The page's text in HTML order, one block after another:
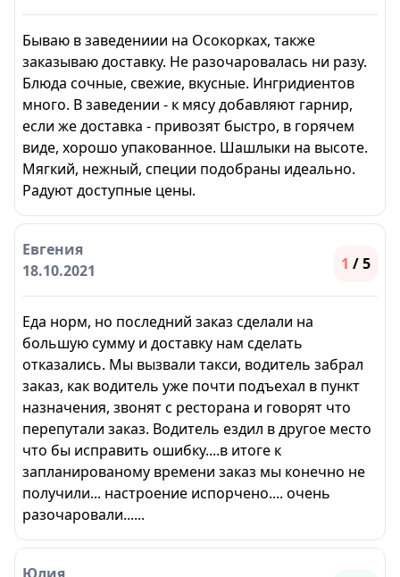
Бываю в заведениии на Осокорках, также
заказываю доставку. Не разочаровалась ни разу.
Блюда сочные, свежие, вкусные. Ингридиентов
много. В заведении - к мясу добавляют гарнир,
если же доставка - привозят быстро, в горячем
виде, хорошо упакованное. Шашлыки на высоте.
Мягкий, нежный, специи подобраны идеально.
Радуют доступные цены.
Евгения
18.10.2021
1 / 5
Еда норм, но последний заказ сделали на
большую сумму и доставку нам сделать
отказались. Мы вызвали такси, водитель забрал
заказ, как водитель уже почти подъехал в пункт
назначения, звонят с ресторана и говорят что
перепутали заказ. Водитель ездил в другое место
что бы исправить ошибку....в итоге к
запланированому времени заказ мы конечно не
получили... настроение испорчено.... очень
разочаровали......